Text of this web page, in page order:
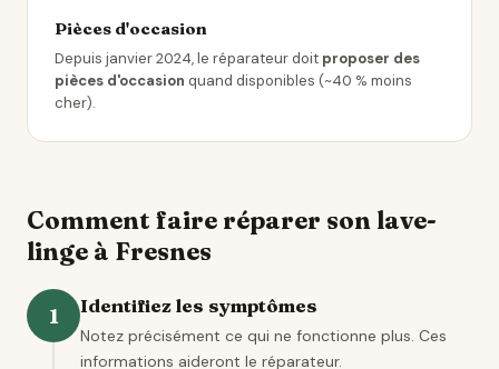
Pièces d'occasion
Depuis janvier 2024, le réparateur doit proposer des
pièces d'occasion quand disponibles (~40 % moins
cher).
Comment faire réparer son lave-
linge à Fresnes
1 Identifiez les symptômes
Notez précisément ce qui ne fonctionne plus. Ces
informations aideront le réparateur.